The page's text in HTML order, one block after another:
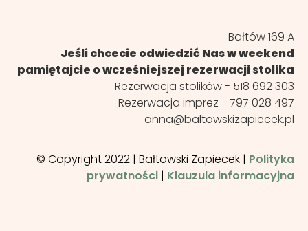
Bałtów 169 A
Jeśli chcecie odwiedzić Nas w weekend
pamiętajcie o wcześniejszej rezerwacji stolika
Rezerwacja stolików - 518 692 303
Rezerwacja imprez - 797 028 497
anna@baltowskizapiecek.pl
© Copyright 2022 | Bałtowski Zapiecek | Polityka
prywatności | Klauzula informacyjna